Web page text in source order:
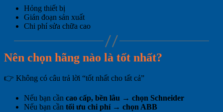
Hỏng thiết bị
Gián đoạn sản xuất
Chi phí sửa chữa cao
Nên chọn hãng nào là tốt nhất?
👉 Không có câu trả lời “tốt nhất cho tất cả”
Nếu bạn cần cao cấp, bền lâu → chọn Schneider
Nếu bạn cần tối ưu chi phí → chọn ABB